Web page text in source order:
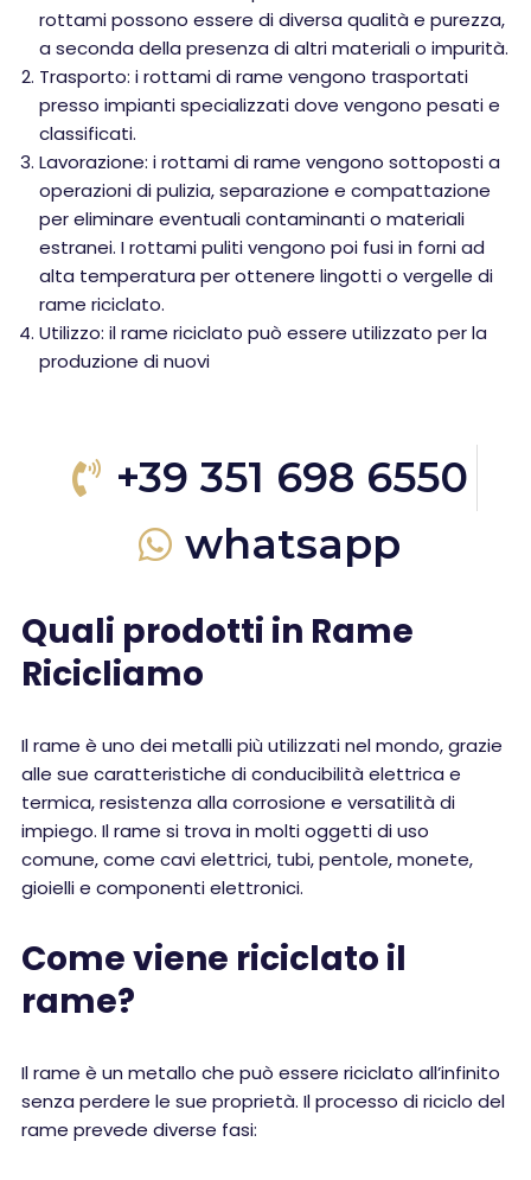
rottami possono essere di diversa qualità e purezza,
a seconda della presenza di altri materiali o impurità.
Trasporto: i rottami di rame vengono trasportati
presso impianti specializzati dove vengono pesati e
classificati.
Lavorazione: i rottami di rame vengono sottoposti a
operazioni di pulizia, separazione e compattazione
per eliminare eventuali contaminanti o materiali
estranei. I rottami puliti vengono poi fusi in forni ad
alta temperatura per ottenere lingotti o vergelle di
rame riciclato.
Utilizzo: il rame riciclato può essere utilizzato per la
produzione di nuovi
+39 351 698 6550
whatsapp
Quali prodotti in Rame
Ricicliamo
Il rame è uno dei metalli più utilizzati nel mondo, grazie
alle sue caratteristiche di conducibilità elettrica e
termica, resistenza alla corrosione e versatilità di
impiego. Il rame si trova in molti oggetti di uso
comune, come cavi elettrici, tubi, pentole, monete,
gioielli e componenti elettronici.
Come viene riciclato il
rame?
Il rame è un metallo che può essere riciclato all’infinito
senza perdere le sue proprietà. Il processo di riciclo del
rame prevede diverse fasi: